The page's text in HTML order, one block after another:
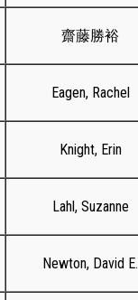
齋藤勝裕
Eagen, Rachel
Knight, Erin
Lahl, Suzanne
Newton, David E.